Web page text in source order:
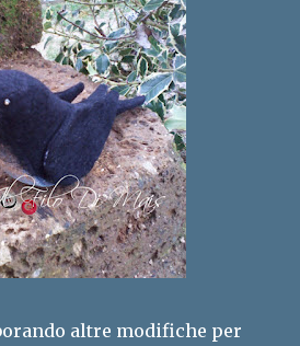
altre modifiche per